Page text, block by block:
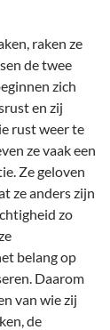
raken ze
de twee
zich
en zij
rust weer te
ze vaak een
Ze geloven
ze anders zijn
zo
belang op
Daarom
van wie zij
de